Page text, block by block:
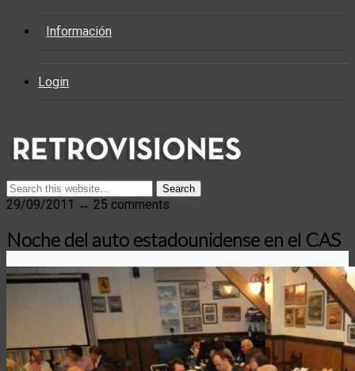
Información
Login
29/09/2011 ↔ 25 comments
Noche del auto estadounidense en el CAS